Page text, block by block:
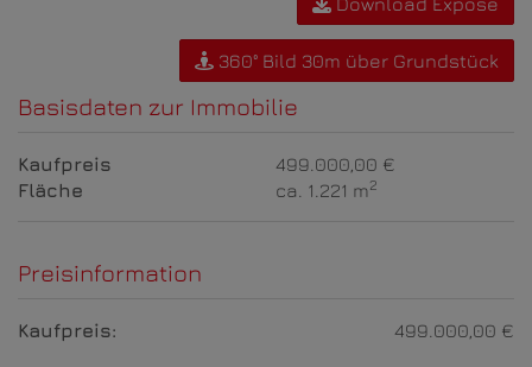
360° Bild 30m über Grundstück
Basisdaten zur Immobilie
Kaufpreis
499.000,00 €
Fläche
ca. 1.221 m2
Preisinformation
Kaufpreis: 499.000,00 €